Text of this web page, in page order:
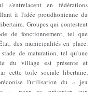
s'entrelacent en fédérations
à l'idée proudhonienne du
Groupes qui contestent
de fonctionnement, tel que
des municipalités en place.
de maturation, tel qu'une
du village est présente et
cette toile sociale libertaire,
l'utilisation du « jeu